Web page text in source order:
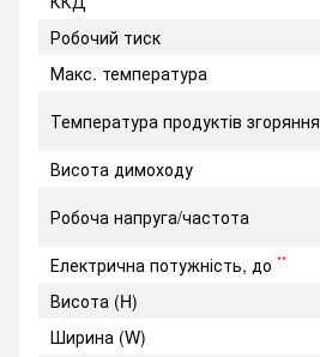
Робочий тиск
Макс. температура
Температура продуктів згоряння
Висота димоходу
Робоча напруга/частота
Електрична потужність, до **
Висота (H)
Ширина (W)